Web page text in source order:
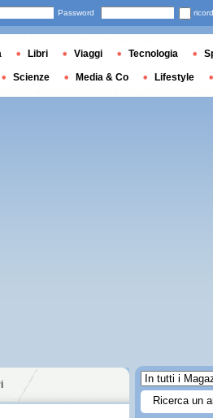
Password
Libri Viaggi Tecnologia
Scienze Media & Co Lifestyle